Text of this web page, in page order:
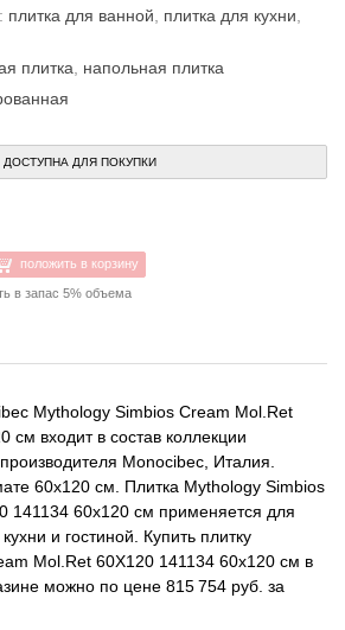
плитка для ванной плитка для кухни
плитка
напольная плитка
ДОСТУПНА ДЛЯ ПОКУПКИ
положить в корзину
в запас 5% объема
Mythology Simbios Cream Mol.Ret
см входит в состав коллекции
Monocibec, Италия.
60x120 см. Плитка Mythology Simbios
141134 60x120 см применяется для
и гостиной. Купить плитку
Mol.Ret 60X120 141134 60x120 см в
можно по цене 815 754 руб. за